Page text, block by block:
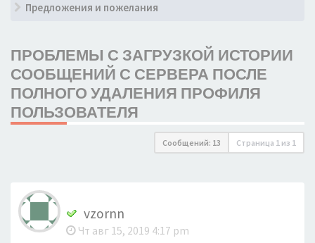
Предложения и пожелания
ПРОБЛЕМЫ С ЗАГРУЗКОЙ ИСТОРИИ
СООБЩЕНИЙ С СЕРВЕРА ПОСЛЕ
ПОЛНОГО УДАЛЕНИЯ ПРОФИЛЯ
ПОЛЬЗОВАТЕЛЯ
Сообщений: 13 Страница 1 из 1
vzornn
Чт авг 15, 2019 4:17 pm